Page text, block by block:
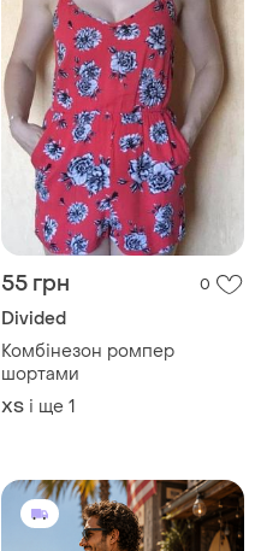
55 грн 0
Divided
Комбінезон ромпер
шортами
ХS і ще 1